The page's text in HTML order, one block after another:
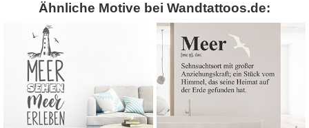
Ähnliche Motive bei Wandtattoos.de: